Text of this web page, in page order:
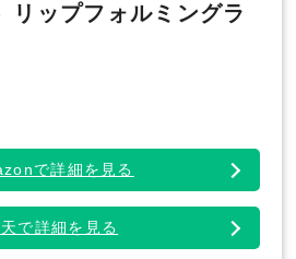
リップフォルミングラ
で詳細を見る
で詳細を見る